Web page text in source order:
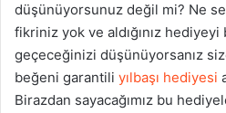
düşünüyorsunuz değil mi? Ne
fikriniz yok ve aldığınız
geçeceğinizi düşünüyorsanız
beğeni garantili yılbaşı hediyesi
Birazdan sayacağımız bu